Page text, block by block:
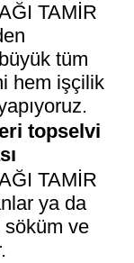
TAMİR
tüm
hem işçilik
topselvi
TAMİR
ya da
ve